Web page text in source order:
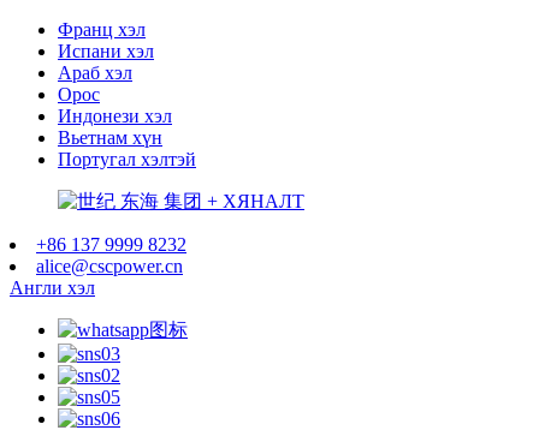
Франц хэл
Испани хэл
Араб хэл
Орос
Индонези хэл
Вьетнам хүн
Португал хэлтэй
+86 137 9999 8232
alice@cscpower.cn
Англи хэл